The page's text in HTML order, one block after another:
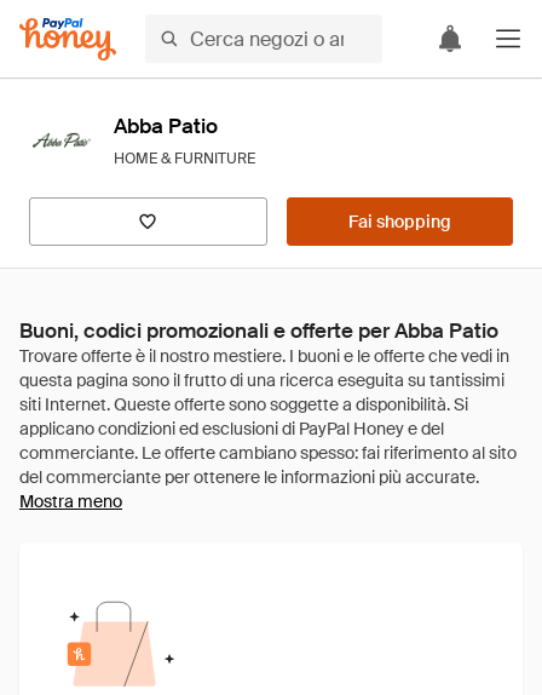
Abba Patio
HOME & FURNITURE
Fai shopping
Buoni, codici promozionali e offerte per Abba Patio
Mostra meno